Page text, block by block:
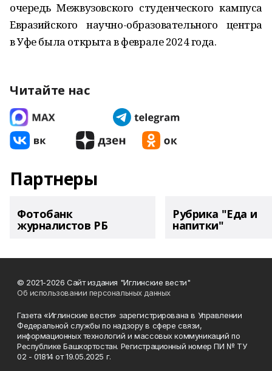
очередь Межвузовского студенческого кампуса
Евразийского научно-образовательного центра
в Уфе была открыта в феврале 2024 года.
Читайте нас
Партнеры
Фотобанк
журналистов РБ
Рубрика "Еда и
напитки"
© 2021-2026 Сайт издания "Иглинские вести"
Об использовании персональных данных
Газета «Иглинские вести» зарегистрирована в Управлении
Федеральной службы по надзору в сфере связи,
информационных технологий и массовых коммуникаций по
Республике Башкортостан. Регистрационный номер ПИ № ТУ
02 - 01814 от 19.05.2025 г.